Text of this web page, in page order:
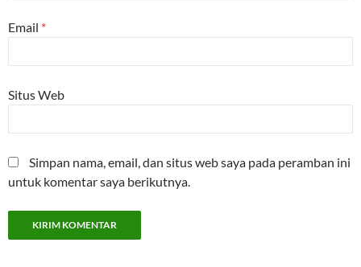
Email *
Situs Web
Simpan nama, email, dan situs web saya pada peramban ini
untuk komentar saya berikutnya.